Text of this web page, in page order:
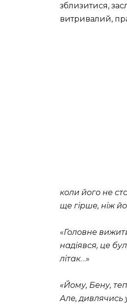
зблизитися,
витривалий,
коли його не
ще гірше, ніж
«Головне
надіявся, це
літак…»
«Йому, Бену,
Але, дивлячись